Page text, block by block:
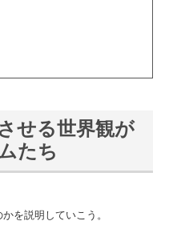
せる世界観が
たち
を説明していこう。